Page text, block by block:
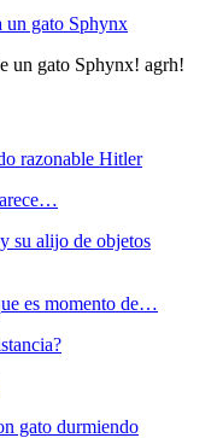
un gato Sphynx! agrh!
es momento de…